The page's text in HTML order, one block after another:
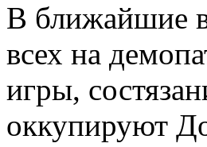
В ближайшие
всех на
игры,
оккупируют